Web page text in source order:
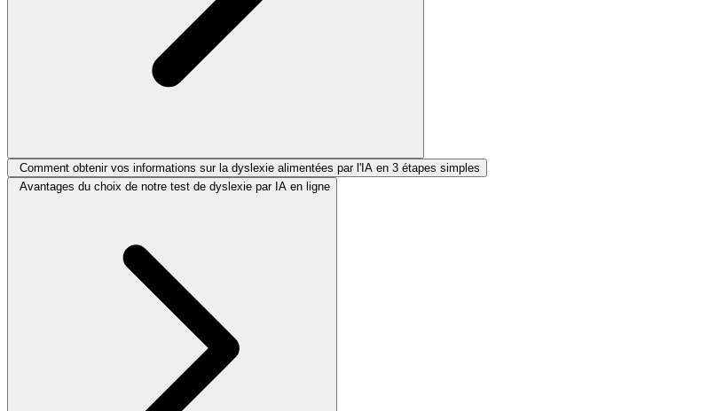
Comment obtenir vos informations sur la dyslexie alimentées par l'IA en 3 étapes simples
Avantages du choix de notre test de dyslexie par IA en ligne